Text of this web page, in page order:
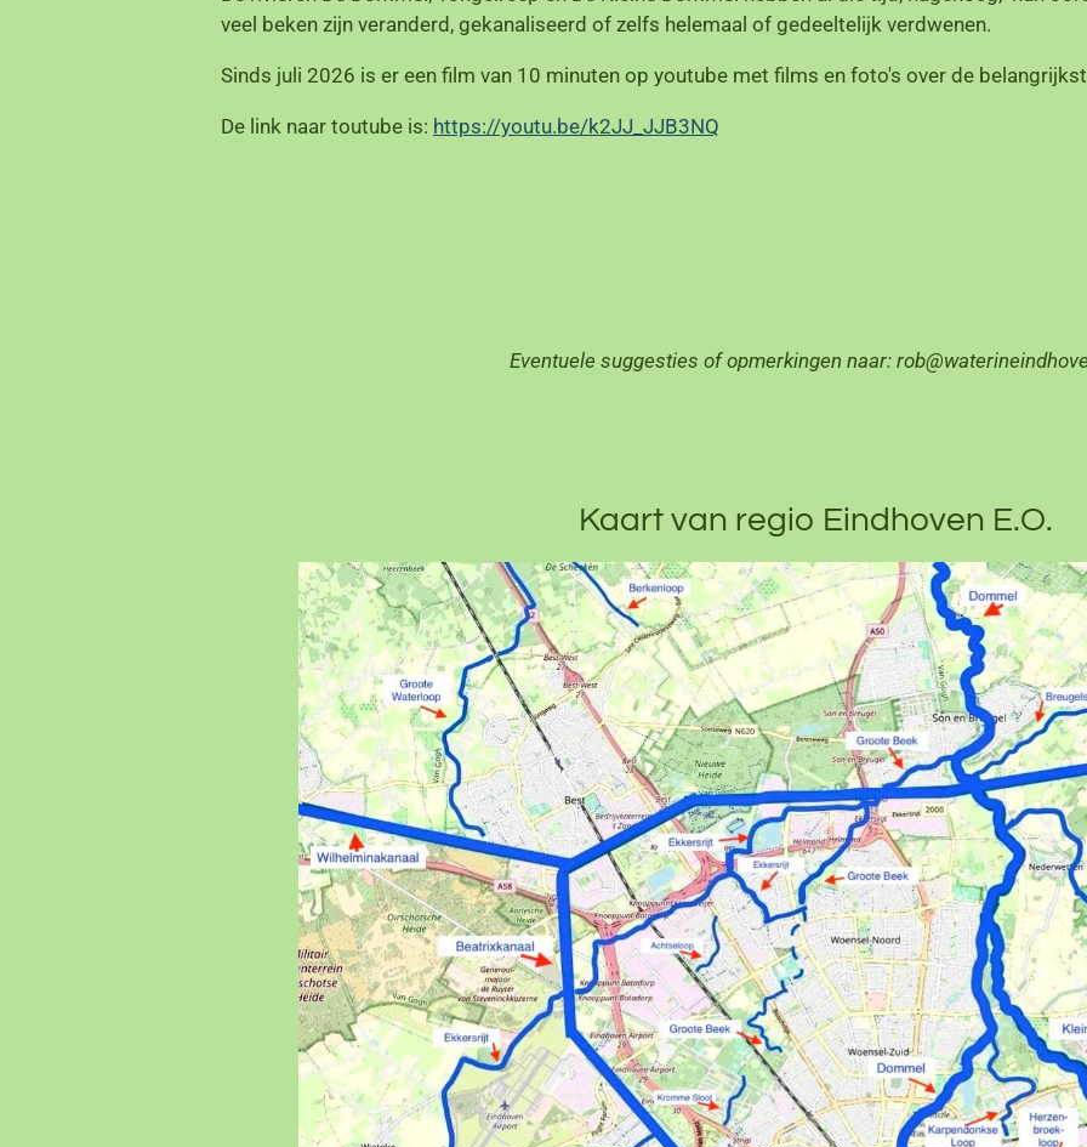
veel beken zijn veranderd, gekanaliseerd of zelfs helemaal of gedeeltelijk verdwenen.
Sinds juli 2026 is er een film van 10 minuten op youtube met films en foto's over de
De link naar toutube is: https://youtu.be/k2JJ_JJB3NQ
Eventuele suggesties of opmerkingen naar:
Kaart van regio Eindhoven E.O.